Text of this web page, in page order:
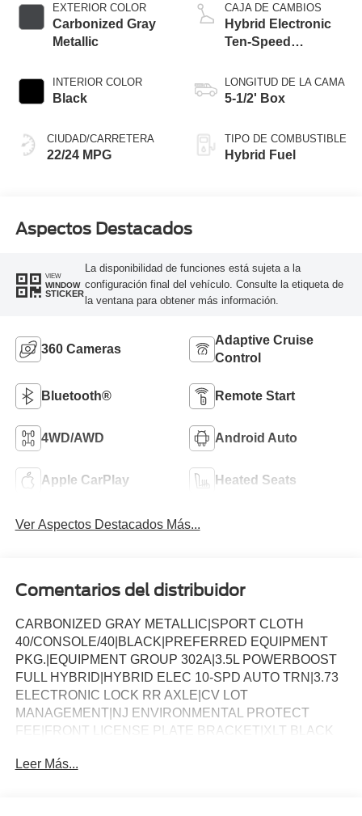
EXTERIOR COLOR
Carbonized Gray
Metallic
INTERIOR COLOR
Black
CIUDAD/CARRETERA
22/24 MPG
CAJA DE CAMBIOS
Hybrid Electronic
Ten-Speed
Transmission
LONGITUD DE LA CAMA
5-1/2' Box
TIPO DE COMBUSTIBLE
Hybrid Fuel
Aspectos Destacados
VIEW
WINDOW
STICKER
La disponibilidad de funciones está sujeta a la
configuración final del vehículo. Consulte la etiqueta de
la ventana para obtener más información.
360 Cameras
Adaptive Cruise
Control
Bluetooth® Remote Start
4WD/AWD Android Auto
Apple CarPlay Heated Seats
Ver Aspectos Destacados Más...
Comentarios del distribuidor
CARBONIZED GRAY METALLIC|SPORT CLOTH
40/CONSOLE/40|BLACK|PREFERRED EQUIPMENT
PKG.|EQUIPMENT GROUP 302A|3.5L POWERBOOST
FULL HYBRID|HYBRID ELEC 10-SPD AUTO TRN|3.73
ELECTRONIC LOCK RR AXLE|CV LOT
MANAGEMENT|NJ ENVIRONMENTAL PROTECT
FEE|FRONT LICENSE PLATE BRACKET|XLT BLACK
EMISSIONS|MOBILE OFFICE PACKAGE|BLUECRUISE
Leer Más...